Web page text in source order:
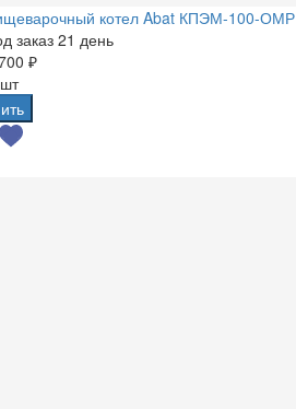
котел Abat КПЭМ-100-ОМР
заказ 21 день
₽